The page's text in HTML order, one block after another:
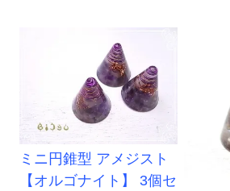
ミニ円錐型 アメジスト
【オルゴナイト】 3個セ